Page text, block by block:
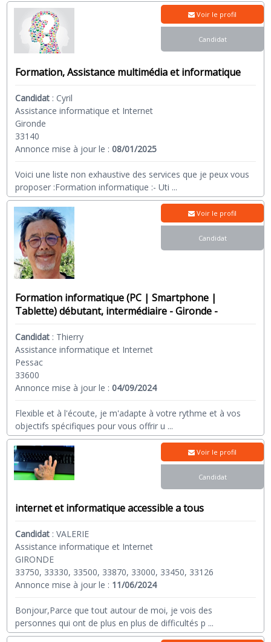
Formation, Assistance multimédia et informatique
Candidat : Cyril
Assistance informatique et Internet
Gironde
33140
Annonce mise à jour le :08/01/2025
Voici une liste non exhaustive des services que je peux vous
proposer :Formation informatique :- Uti ...
Voir le profil
Candidat
Formation informatique (PC | Smartphone |
Tablette) débutant, intermédiaire - Gironde -
Candidat : Thierry
Assistance informatique et Internet
Pessac
33600
Annonce mise à jour le :04/09/2024
Flexible et à l'écoute, je m'adapte à votre rythme et à vos
objectifs spécifiques pour vous offrir u ...
Voir le profil
Candidat
internet et informatique accessible a tous
Candidat :VALERIE
Assistance informatique et Internet
GIRONDE
33750, 33330, 33500, 33870, 33000, 33450, 33126
Annonce mise à jour le : 11/06/2024
Bonjour,Parce que tout autour de moi, je vois des
personnes qui ont de plus en plus de difficultés p ...
Voir le profil
Candidat